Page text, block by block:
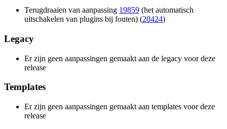
Terugdraaien van aanpassing 19859 (het automatisch
uitschakelen van plugins bij fouten) (20424)
Legacy
Er zijn geen aanpassingen gemaakt aan de legacy voor deze
release
Templates
Er zijn geen aanpassingen gemaakt aan templates voor deze
release